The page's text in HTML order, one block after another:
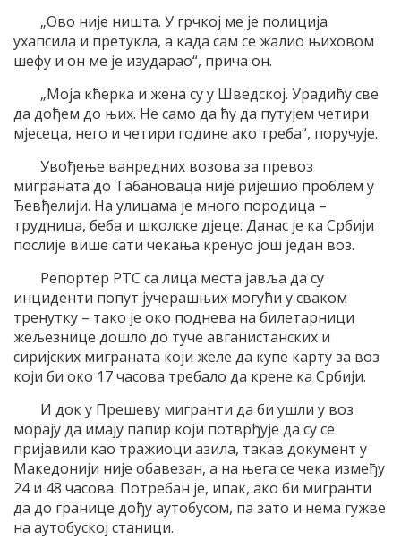
„Ово није ништа. У грчкој ме је полиција
ухапсила и претукла, а када сам се жалио њиховом
шефу и он ме је изударао“, прича он.
„Моја кћерка и жена су у Шведској. Урадићу све
да дођем до њих. Не само да ћу да путујем четири
мјесеца, него и четири године ако треба“, поручује.
Увођење ванредних возова за превоз
миграната до Табановаца није ријешио проблем у
Ђевђелији. На улицама је много породица –
трудница, беба и школске дјеце. Данас је ка Србији
послије више сати чекања кренуо још један воз.
Репортер РТС са лица места јавља да су
инциденти попут јучерашњих могући у сваком
тренутку – тако је око поднева на билетарници
жељезнице дошло до туче авганистанских и
сиријских миграната који желе да купе карту за воз
који би око 17 часова требало да крене ка Србији.
И док у Прешеву мигранти да би ушли у воз
морају да имају папир који потврђује да су се
пријавили као тражиоци азила, такав документ у
Македонији није обавезан, а на њега се чека између
24 и 48 часова. Потребан је, ипак, ако би мигранти
да до границе дођу аутобусом, па зато и нема гужве
на аутобуској станици.